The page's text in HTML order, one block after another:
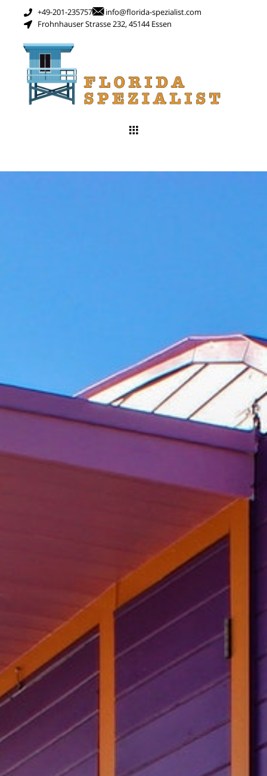
+49-201-235757
info@florida-spezialist.com
Frohnhauser Strasse 232, 45144 Essen